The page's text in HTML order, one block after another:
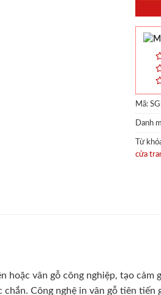
Mã:
Danh
Từ
cửa
hoặc vân gỗ công nghiệp, tạo
Công nghệ in vân gỗ tiên